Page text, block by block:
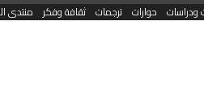
ودراسات حوارات ترجمات ثقافة وفكر منتدى